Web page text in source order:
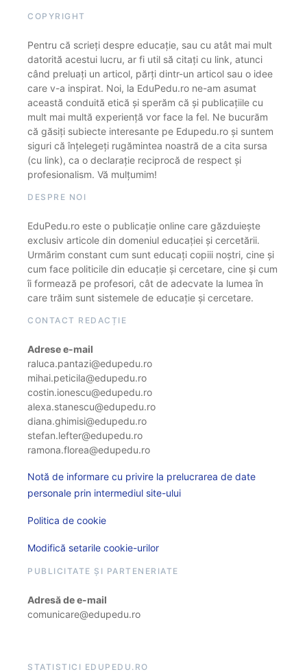
COPYRIGHT
Pentru că scrieți despre educație, sau cu atât mai mult
datorită acestui lucru, ar fi util să citați cu link, atunci
când preluați un articol, părți dintr-un articol sau o idee
care v-a inspirat. Noi, la EduPedu.ro ne-am asumat
această conduită etică și sperăm că și publicațiile cu
mult mai multă experiență vor face la fel. Ne bucurăm
că găsiți subiecte interesante pe Edupedu.ro și suntem
siguri că înțelegeți rugămintea noastră de a cita sursa
(cu link), ca o declarație reciprocă de respect și
profesionalism. Vă mulțumim!
DESPRE NOI
EduPedu.ro este o publicație online care găzduiește
exclusiv articole din domeniul educației și cercetării.
Urmărim constant cum sunt educați copiii noștri, cine și
cum face politicile din educație și cercetare, cine și cum
îi formează pe profesori, cât de adecvate la lumea în
care trăim sunt sistemele de educație și cercetare.
CONTACT REDACȚIE
Adrese e-mail
raluca.pantazi@edupedu.ro
mihai.peticila@edupedu.ro
costin.ionescu@edupedu.ro
alexa.stanescu@edupedu.ro
diana.ghimisi@edupedu.ro
stefan.lefter@edupedu.ro
ramona.florea@edupedu.ro
Notă de informare cu privire la prelucrarea de date
personale prin intermediul site-ului
Politica de cookie
Modifică setarile cookie-urilor
PUBLICITATE ȘI PARTENERIATE
Adresă de e-mail
comunicare@edupedu.ro
STATISTICI EDUPEDU.RO